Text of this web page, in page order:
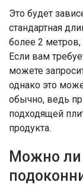
Это будет
стандартная
более 2 метров,
Если вам
можете
однако это
обычно, ведь
подходящей
продукта.
Можно ли